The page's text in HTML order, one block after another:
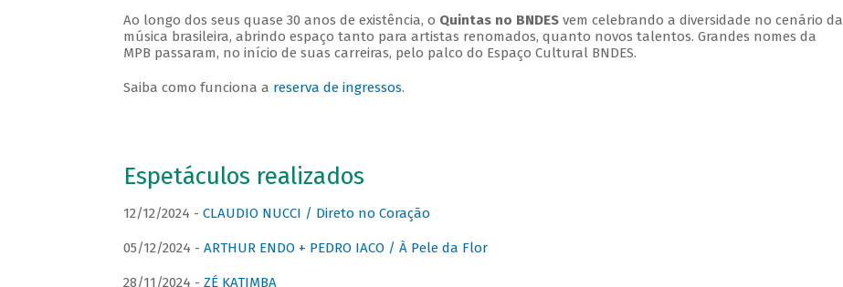
Ao longo dos seus quase 30 anos de existência, o Quintas no BNDESvem celebrando a diversidade no cenário da
música brasileira, abrindo espaço tanto para artistas renomados, quanto novos talentos. Grandes nomes da
MPB passaram, no início de suas carreiras, pelo palco do Espaço Cultural BNDES.
Saiba como funciona a reserva de ingressos.
Espetáculos realizados
12/12/2024 - CLAUDIO NUCCI / Direto no Coração
05/12/2024 - ARTHUR ENDO + PEDRO IACO / À Pele da Flor
28/11/2024 - ZÉ KATIMBA